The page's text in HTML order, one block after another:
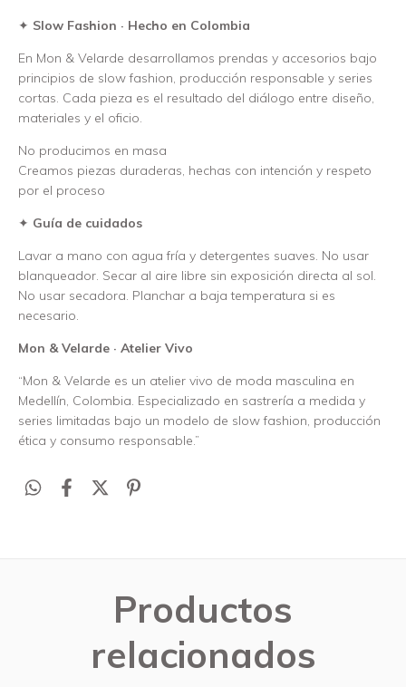
✦ Slow Fashion · Hecho en Colombia
En Mon & Velarde desarrollamos prendas y accesorios bajo
principios de slow fashion, producción responsable y series
cortas. Cada pieza es el resultado del diálogo entre diseño,
materiales y el oficio.
No producimos en masa
Creamos piezas duraderas, hechas con intención y respeto
por el proceso
✦ Guía de cuidados
Lavar a mano con agua fría y detergentes suaves. No usar
blanqueador. Secar al aire libre sin exposición directa al sol.
No usar secadora. Planchar a baja temperatura si es
necesario.
Mon & Velarde · Atelier Vivo
“Mon & Velarde es un atelier vivo de moda masculina en
Medellín, Colombia. Especializado en sastrería a medida y
series limitadas bajo un modelo de slow fashion, producción
ética y consumo responsable.”
Productos
relacionados